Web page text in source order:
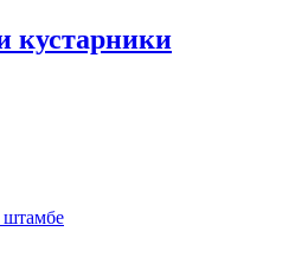
кустарники